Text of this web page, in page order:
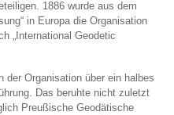
1886 wurde aus dem
in Europa die Organisation
„International Geodetic
der Organisation über ein halbes
Das beruhte nicht zuletzt
Preußische Geodätische